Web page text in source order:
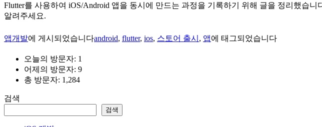
Flutter를 사용하여 iOS/Android 앱을 동시에 만드는 과정을 기록하기 위해 글을 정리했습
알려주세요.
앱개발에 게시되었습니다android, flutter, ios, 스토어 출시 , 앱에 태그되었습니다
오늘의 방문자: 1
어제의 방문자: 9
총 방문자: 1,284
검색
검색